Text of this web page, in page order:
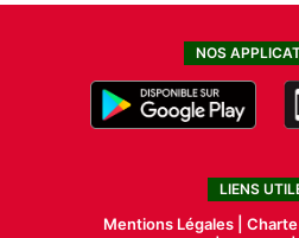
NOS
LIENS
Mentions Légales | Charte